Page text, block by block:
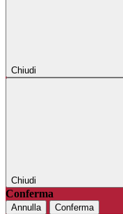
Chiudi
Chiudi
Conferma
Annulla Conferma